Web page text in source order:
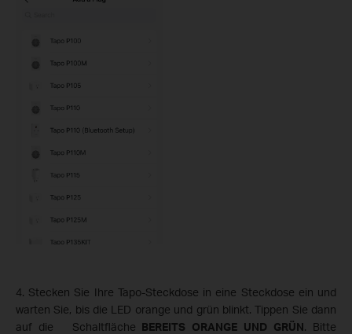
4. Stecken Sie Ihre Tapo-Steckdose in eine Steckdose ein und
warten Sie, bis die LED orange und grün blinkt. Tippen Sie dann
auf die Schaltfläche BEREITS ORANGE UND GRÜN. Bitte